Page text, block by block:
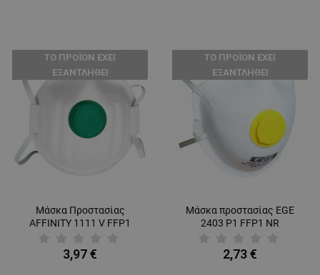
ТΟ ΠΡΟΪΌΝ ΈΧΕΙ
ΕΞΑΝΤΛΗΘΕΊ
Μάσκα Προστασίας
AFFINITY 1111 V FFP1
3,97 €
ТΟ ΠΡΟΪΌΝ ΈΧΕΙ
ΕΞΑΝΤΛΗΘΕΊ
Μάσκα προστασίας EGE
2403 P1 FFP1 NR
2,73 €